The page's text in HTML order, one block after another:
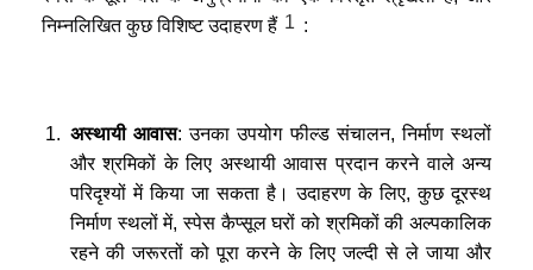
निम्नलिखित कुछ विशिष्ट उदाहरण हैं 1 :
अस्थायी आवास: उनका उपयोग फील्ड संचालन, निर्माण स्थलों
और श्रमिकों के लिए अस्थायी आवास प्रदान करने वाले अन्य
परिदृश्यों में किया जा सकता है। उदाहरण के लिए, कुछ दूरस्थ
निर्माण स्थलों में, स्पेस कैप्सूल घरों को श्रमिकों की अल्पकालिक
रहने की जरूरतों को पूरा करने के लिए जल्दी से ले जाया और